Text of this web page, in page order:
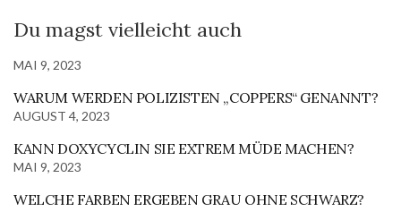
Du magst vielleicht auch
MAI 9, 2023
WARUM WERDEN POLIZISTEN „COPPERS“ GENANNT?
AUGUST 4, 2023
KANN DOXYCYCLIN SIE EXTREM MÜDE MACHEN?
MAI 9, 2023
WELCHE FARBEN ERGEBEN GRAU OHNE SCHWARZ?